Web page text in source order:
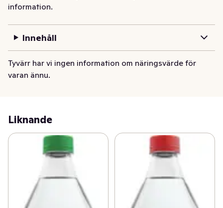
information.
Innehåll
Tyvärr har vi ingen information om näringsvärde för
varan ännu.
Liknande